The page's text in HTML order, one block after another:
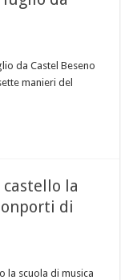
da Castel Beseno
manieri del
castello la
di
la scuola di musica